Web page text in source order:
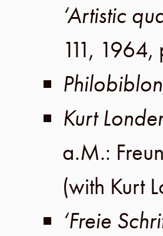
‘Artistic
111, 1964,
Philobiblon
Kurt
a.M.:
(with Kurt
‘Freie